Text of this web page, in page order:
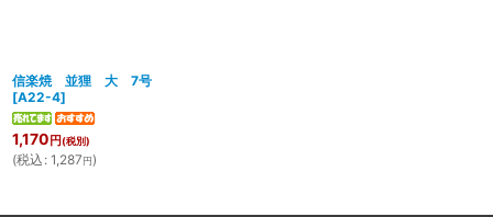
信楽焼 並狸 大 7号
[A22-4]
1,170 円(税別)
(税込 : 1,287円)